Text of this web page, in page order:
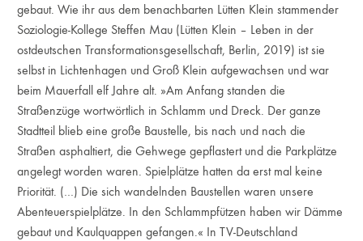
gebaut. Wie ihr aus dem benachbarten Lütten Klein stammender
Soziologie-Kollege Steffen Mau (Lütten Klein – Leben in der
ostdeutschen Transformationsgesellschaft, Berlin, 2019) ist sie
selbst in Lichtenhagen und Groß Klein aufgewachsen und war
beim Mauerfall elf Jahre alt. »Am Anfang standen die
Straßenzüge wortwörtlich in Schlamm und Dreck. Der ganze
Stadtteil blieb eine große Baustelle, bis nach und nach die
Straßen asphaltiert, die Gehwege gepflastert und die Parkplätze
angelegt worden waren. Spielplätze hatten da erst mal keine
Priorität. (…) Die sich wandelnden Baustellen waren unsere
Abenteuerspielplätze. In den Schlammpfützen haben wir Dämme
gebaut und Kaulquappen gefangen.« In TV-Deutschland